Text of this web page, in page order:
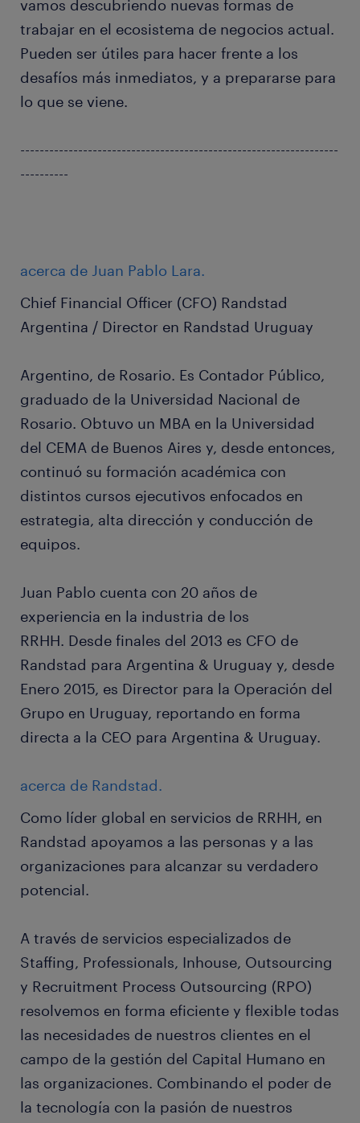
vamos descubriendo nuevas formas de
trabajar en el ecosistema de negocios actual.
Pueden ser útiles para hacer frente a los
desafíos más inmediatos, y a prepararse para
lo que se viene.
------------------------------------------------------------------
----------
acerca de Juan Pablo Lara.
Chief Financial Officer (CFO) Randstad
Argentina / Director en Randstad Uruguay
Argentino, de Rosario. Es Contador Público,
graduado de la Universidad Nacional de
Rosario. Obtuvo un MBA en la Universidad
del CEMA de Buenos Aires y, desde entonces,
continuó su formación académica con
distintos cursos ejecutivos enfocados en
estrategia, alta dirección y conducción de
equipos.
Juan Pablo cuenta con 20 años de
experiencia en la industria de los
RRHH. Desde finales del 2013 es CFO de
Randstad para Argentina & Uruguay y, desde
Enero 2015, es Director para la Operación del
Grupo en Uruguay, reportando en forma
directa a la CEO para Argentina & Uruguay.
acerca de Randstad.
Como líder global en servicios de RRHH, en
Randstad apoyamos a las personas y a las
organizaciones para alcanzar su verdadero
potencial.
A través de servicios especializados de
Staffing, Professionals, Inhouse, Outsourcing
y Recruitment Process Outsourcing (RPO)
resolvemos en forma eficiente y flexible todas
las necesidades de nuestros clientes en el
campo de la gestión del Capital Humano en
las organizaciones. Combinando el poder de
la tecnología con la pasión de nuestros